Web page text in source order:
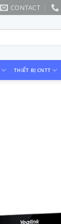
CONTACT
THIẾT BỊ CNTT